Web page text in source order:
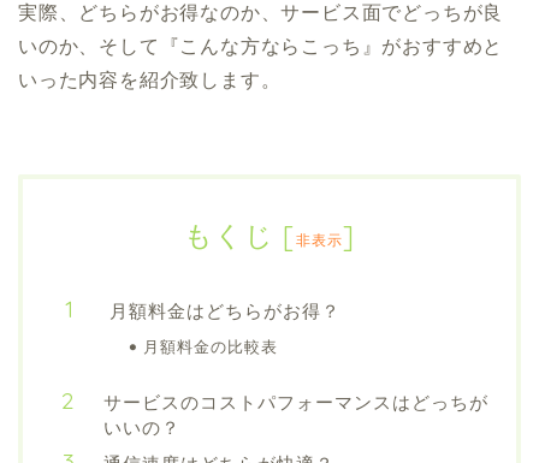
実際、どちらがお得なのか、サービス面でどっちが良
いのか、そして『こんな方ならこっち』がおすすめと
いった内容を紹介致します。
もくじ [非表示]
月額料金はどちらがお得？
月額料金の比較表
サービスのコストパフォーマンスはどっちが
いいの？